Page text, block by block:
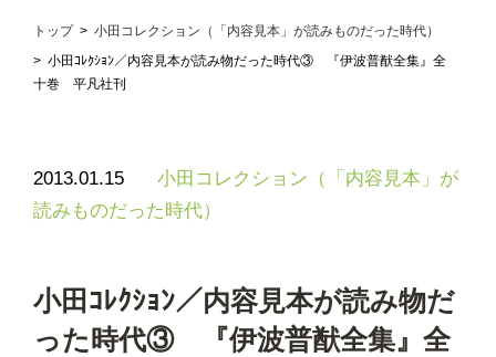
トップ
小田コレクション（「内容見本」が読みものだった時代）
小田ｺﾚｸｼｮﾝ／内容見本が読み物だった時代③ 『伊波普猷全集』全
十巻 平凡社刊
2013.01.15
小田コレクション（「内容見本」が
読みものだった時代）
小田ｺﾚｸｼｮﾝ／内容見本が読み物だ
った時代③ 『伊波普猷全集』全